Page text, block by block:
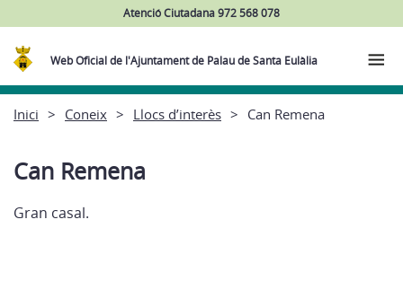
Atenció Ciutadana 972 568 078
Web Oficial de l'Ajuntament de Palau de Santa Eulàlia
Inici Coneix Llocs d’interès Can Remena
Can Remena
Gran casal.